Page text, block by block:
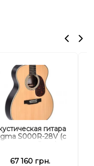
гитара
S000R-28V (с
67 160 грн.